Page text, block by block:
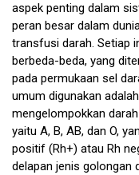
aspek penting dalam
peran besar dalam
transfusi darah. Setiap
berbeda-beda, yang
pada permukaan sel
umum digunakan
mengelompokkan
yaitu A, B, AB, dan O,
positif (Rh+) atau Rh
delapan jenis golongan